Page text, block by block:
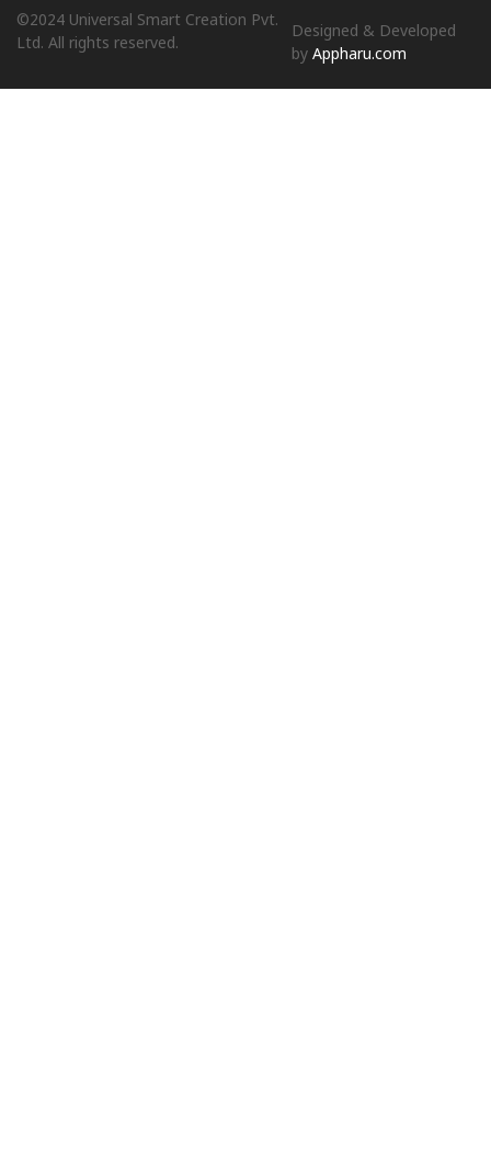
©2024 Universal Smart Creation Pvt.
Ltd. All rights reserved.
Designed & Developed
byAppharu.com